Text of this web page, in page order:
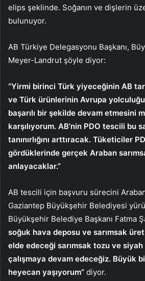
elips şeklinde. Soğanın ve dişlerin
bulunuyor.
AB Türkiye Delegasyonu Başkanı,
Meyer-Landrut şöyle diyor:
“Yirmi birinci Türk yiyeceğinin AB
ve Türk ürünlerinin Avrupa
başarılı bir şekilde devam etmesini
karşılıyorum. AB’nin PDO tescili bu
tanınırlığını arttıracak. Tüketiciler
gördüklerinde gerçek Araban
anlayacaklar.”
AB tescili için başvuru sürecini Araban
Gaziantep Büyükşehir Belediyesi
Büyükşehir Belediye Başkanı Fatma
soğuk hava deposu ve sarımsak
elde edeceği sarımsak tozu ve siyah
çalışmaya devam edeceğiz. Büyük
heyecan yaşıyorum” diyor.